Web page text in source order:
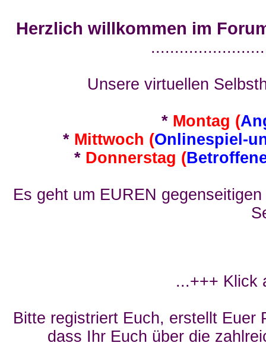
Herzlich willkommen im
Unsere virtuellen
* Montag (
* Mittwoch (Onlinespiel-
* Donnerstag (
Es geht um EUREN
...+++ Klick
Bitte registriert Euch, erstellt Euer
dass Ihr Euch über die